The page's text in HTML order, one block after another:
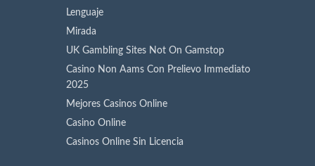
Lenguaje
Mirada
UK Gambling Sites Not On Gamstop
Casino Non Aams Con Prelievo Immediato
2025
Mejores Casinos Online
Casino Online
Casinos Online Sin Licencia